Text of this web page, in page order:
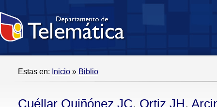
Estas en: Inicio » Biblio
Cuéllar Quiñónez JC, Ortiz JH,